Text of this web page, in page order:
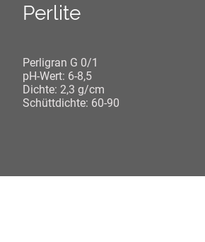
Perlite
Perligran G 0/1
pH-Wert: 6-8,5
Dichte: 2,3 g/cm
Schüttdichte: 60-90